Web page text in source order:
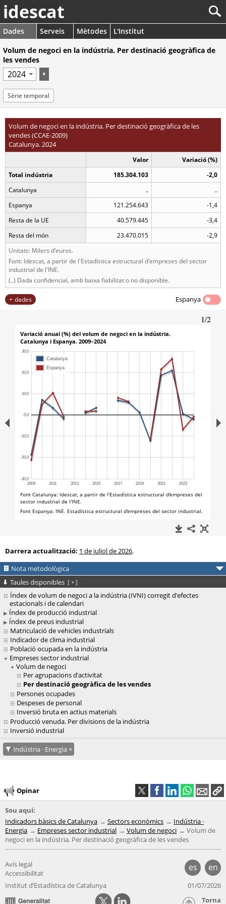
idescat
Dades Serveis Mètodes
L'Institut
Volum de negoci en la indústria. Per destinació geogràfica de
les vendes
Sèrie temporal
Volum de negoci en la indústria. Per destinació geogràfica de les
vendes (CCAE-2009)
Catalunya. 2024
Valor
Variació (%)
Total indústria
185.304.103
-2,0
Catalunya
..
..
Espanya
121.254.643
-1,4
Resta de la UE
40.579.445
-3,4
Resta del món
23.470.015
-2,9
Unitats: Milers d'euros.
Font: Idescat, a partir de l'Estadística estructural d'empreses del sector
industrial de l'INE.
(..) Dada confidencial, amb baixa fiabilitat o no disponible.
dades Espanya
Darrera actualització: 1 de juliol de 2026.
Nota metodològica
Taules disponibles [ + ]
Índex de volum de negoci a la indústria (IVNI) corregit d'efectes
estacionals i de calendari
Índex de producció industrial
Índex de preus industrial
Matriculació de vehicles industrials
Indicador de clima industrial
Població ocupada en la indústria
Empreses sector industrial
Volum de negoci
Per agrupacions d'activitat
Per destinació geogràfica de les vendes
Persones ocupades
Despeses de personal
Inversió bruta en actius materials
Producció venuda. Per divisions de la indústria
Inversió industrial
Indústria · Energia
Opinar
Sou aquí:
Indicadors bàsics de Catalunya
Sectors econòmics
Indústria ·
Energia
Empreses sector industrial Volum de negoci
Volum de
negoci en la indústria. Per destinació geogràfica de les vendes
es en
Avís legal
Accessibilitat
Institut d’Estadística de Catalunya
01/07/2026
Torna